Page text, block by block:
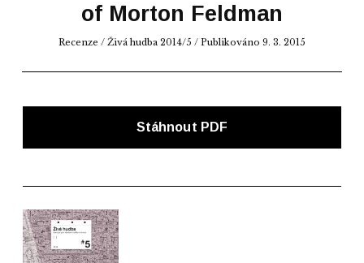
of Morton Feldman
Recenze / Živá hudba 2014/5 / Publikováno 9. 3. 2015
Stáhnout PDF